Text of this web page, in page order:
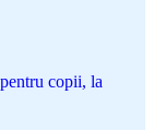
copii, la